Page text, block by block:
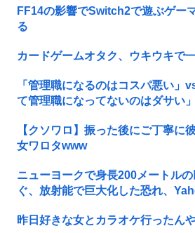
FF14の影響でSwitch2で遊ぶゲー
る
カードゲームオタク、ウキウキで
「管理職になるのはコスパ悪い」
て管理職になってないのはダサい」
【クソワロ】振った後にご丁寧に
女ワロタwww
ニューヨークで身長200メートル
ぐ、放射能で巨大化した恐れ、
昨日好きな女とカラオケ行ったん